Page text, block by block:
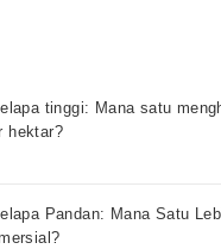
tinggi: Mana satu
hektar?
Pandan: Mana Satu